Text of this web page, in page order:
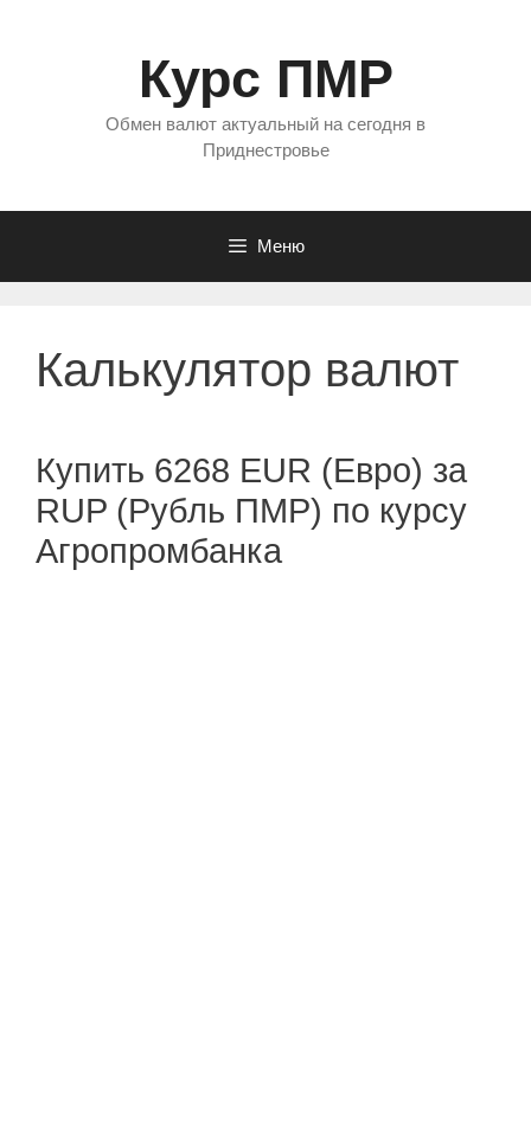
Курс ПМР
Обмен валют актуальный на сегодня в
Приднестровье
Меню
Калькулятор валют
Купить 6268 EUR (Евро) за
RUP (Рубль ПМР) по курсу
Агропромбанка